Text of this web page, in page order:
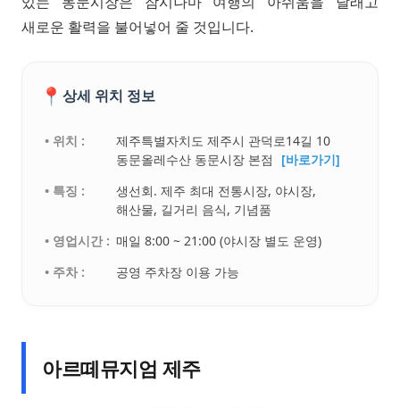
새로운 활력을 불어넣어 줄 것입니다.
📍 상세 위치 정보
• 위치 :
제주특별자치도 제주시 관덕로14길 10
동문올레수산 동문시장 본점
[바로가기]
• 특징 :
생선회. 제주 최대 전통시장, 야시장,
해산물, 길거리 음식, 기념품
• 영업시간 : 매일 8:00 ~ 21:00 (야시장 별도 운영)
• 주차 :
공영 주차장 이용 가능
아르떼뮤지엄 제주